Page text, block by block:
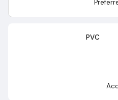
PVC